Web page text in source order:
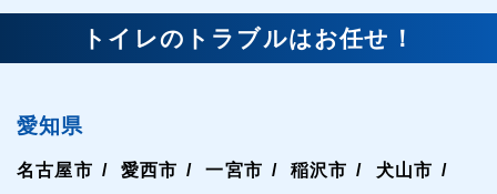
トイレのトラブルはお任せ！
愛知県
名古屋市 愛西市 一宮市 稲沢市 犬山市